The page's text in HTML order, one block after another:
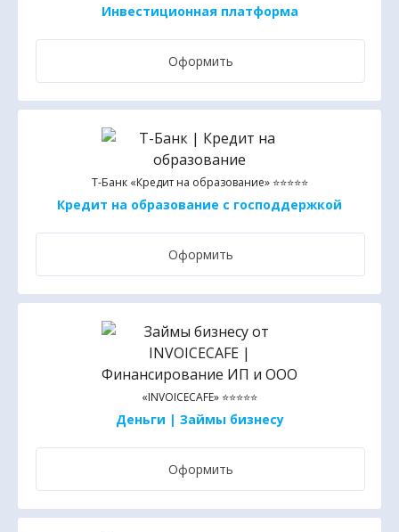
Инвестиционная платформа
Оформить
Т-Банк «Кредит на образование» ⭐⭐⭐⭐⭐
Кредит на образование с господдержкой
Оформить
«INVOICECAFE» ⭐⭐⭐⭐⭐
Деньги | Займы бизнесу
Оформить